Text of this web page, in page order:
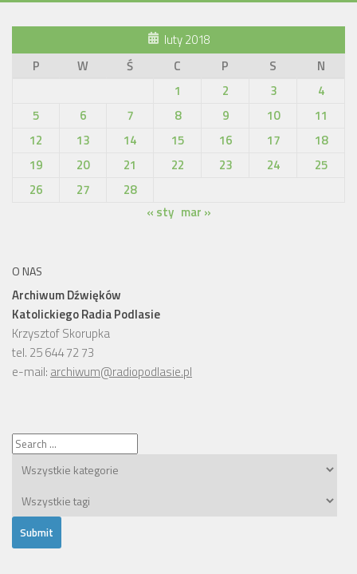
luty 2018
P
W Ś C P S
N
1
2 3
4
5
6 7 8 9 10
11
12
13 14 15 16 17
18
19
20 21 22 23 24
25
26
27
28
« sty mar »
O NAS
Archiwum Dźwięków
Katolickiego Radia Podlasie
Krzysztof Skorupka
tel. 25 644 72 73
e-mail: archiwum@radiopodlasie.pl